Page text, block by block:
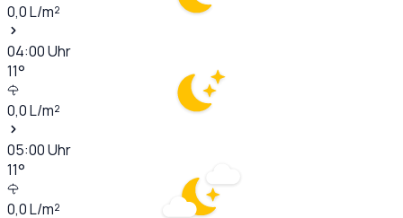
0,0L/m²
04:00Uhr
11°
0,0L/m²
05:00Uhr
11°
0,0L/m²